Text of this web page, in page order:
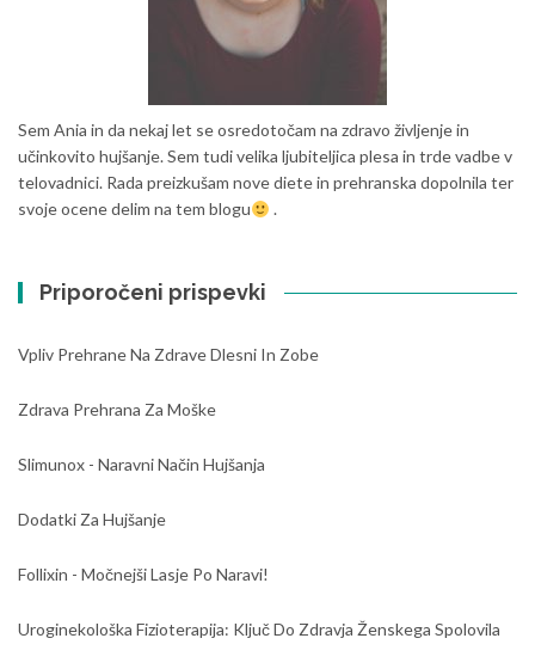
Sem Ania in da nekaj let se osredotočam na zdravo življenje in
učinkovito hujšanje. Sem tudi velika ljubiteljica plesa in trde vadbe v
telovadnici. Rada preizkušam nove diete in prehranska dopolnila ter
svoje ocene delim na tem blogu
.
Priporočeni prispevki
Vpliv Prehrane Na Zdrave Dlesni In Zobe
Zdrava Prehrana Za Moške
Slimunox - Naravni Način Hujšanja
Dodatki Za Hujšanje
Follixin - Močnejši Lasje Po Naravi!
Uroginekološka Fizioterapija: Ključ Do Zdravja Ženskega Spolovila